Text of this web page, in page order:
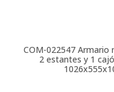
COM-022547 Armario
2 estantes y 1